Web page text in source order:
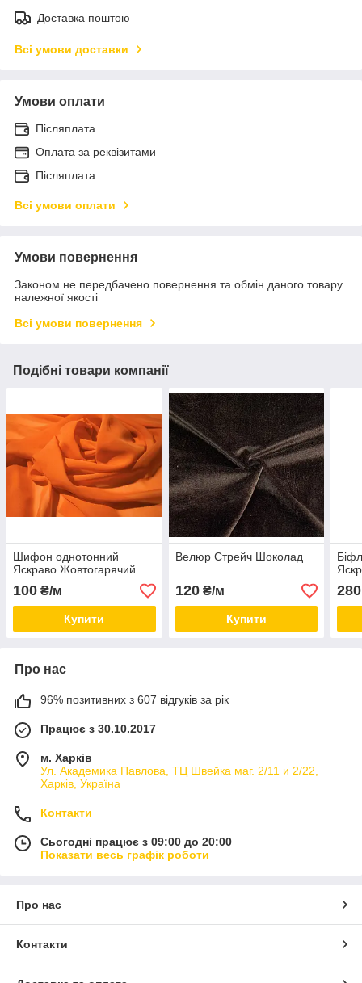
Доставка поштою
Всі умови доставки
Умови оплати
Післяплата
Оплата за реквізитами
Післяплата
Всі умови оплати
Умови повернення
Законом не передбачено повернення та обмін даного товару
належної якості
Всі умови повернення
Подібні товари компанії
Шифон однотонний
Яскраво Жовтогарячий
100 ₴/м
Купити
Велюр Стрейч Шоколад
120₴/м
Купити
280
Про нас
96% позитивних з 607 відгуків за рік
Працює з 30.10.2017
м. Харків
Ул. Академика Павлова, ТЦ Швейка маг. 2/11 и 2/22,
Харків, Україна
Контакти
Сьогодні працює з 09:00 до 20:00
Показати весь графік роботи
Про нас
Контакти